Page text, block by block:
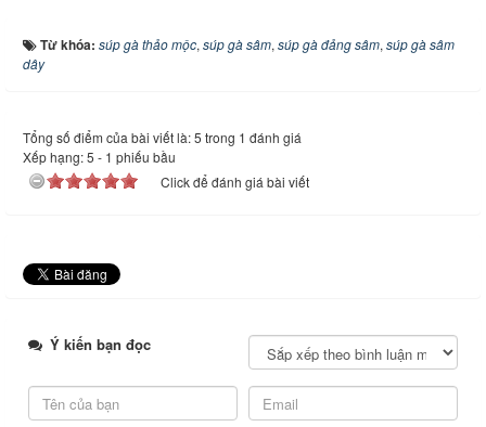
Từ khóa: súp gà thảo mộc,súp gà sâm,súp gà đảng sâm,súp gà sâm
dây
Tổng số điểm của bài viết là: 5 trong 1 đánh giá
Xếp hạng:5 - 1 phiếu bầu
Click để đánh giá bài viết
Ý kiến bạn đọc